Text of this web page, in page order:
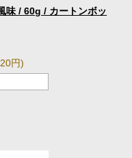
味 / 60g / カートンボッ
円)